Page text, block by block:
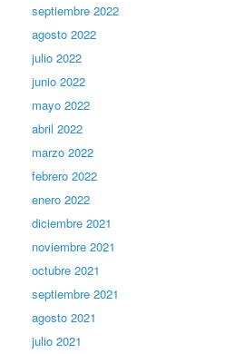
septiembre 2022
agosto 2022
julio 2022
junio 2022
mayo 2022
abril 2022
marzo 2022
febrero 2022
enero 2022
diciembre 2021
noviembre 2021
octubre 2021
septiembre 2021
agosto 2021
julio 2021